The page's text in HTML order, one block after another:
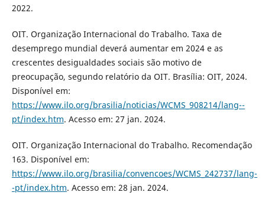
2022.
OIT. Organização Internacional do Trabalho. Taxa de
desemprego mundial deverá aumentar em 2024 e as
crescentes desigualdades sociais são motivo de
preocupação, segundo relatório da OIT. Brasília: OIT, 2024.
Disponível em:
https://www.ilo.org/brasilia/noticias/WCMS_908214/lang--
pt/index.htm. Acesso em: 27 jan. 2024.
OIT. Organização Internacional do Trabalho. Recomendação
163. Disponível em:
https://www.ilo.org/brasilia/convencoes/WCMS_242737/lang-
-pt/index.htm. Acesso em: 28 jan. 2024.